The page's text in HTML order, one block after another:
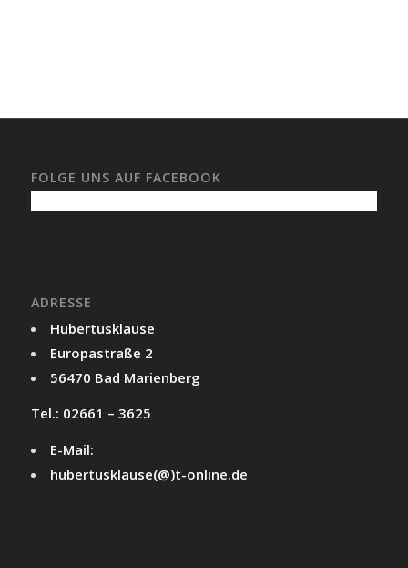
FOLGE UNS AUF FACEBOOK
ADRESSE
Hubertusklause
Europastraße 2
56470 Bad Marienberg
Tel.: 02661 – 3625
E-Mail:
hubertusklause(@)t-online.de